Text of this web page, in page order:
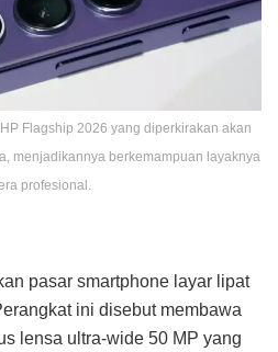
Flagship 2026 yang diperkirakan akan
menjadikannya berkemampuan layaknya
profesional.
pasar smartphone layar lipat
ini disebut membawa
lensa ultra-wide 50 MP yang